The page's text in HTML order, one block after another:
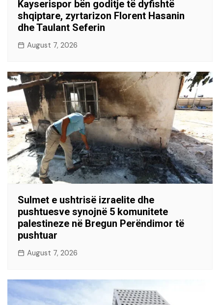
Kayserispor bën goditje të dyfishtë
shqiptare, zyrtarizon Florent Hasanin
dhe Taulant Seferin
August 7, 2026
Sulmet e ushtrisë izraelite dhe
pushtuesve synojnë 5 komunitete
palestineze në Bregun Perëndimor të
pushtuar
August 7, 2026